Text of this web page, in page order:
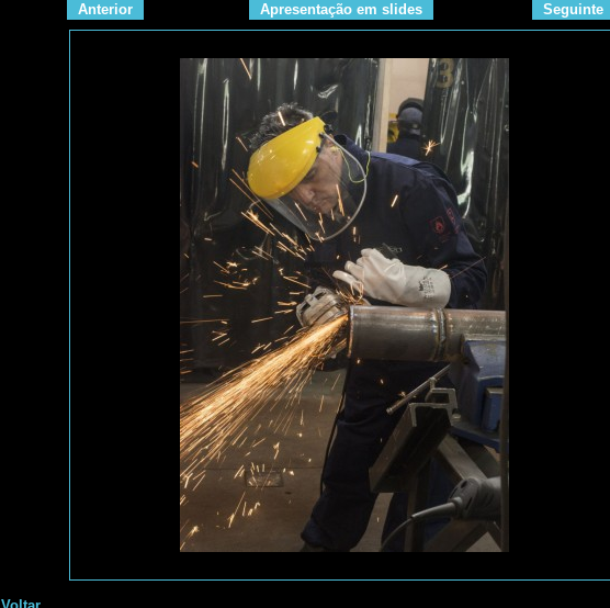
Anterior Apresentação em slides Seguinte